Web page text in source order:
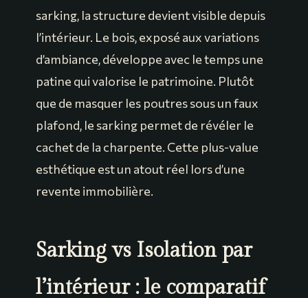
sarking, la structure devient visible depuis
l’intérieur. Le bois, exposé aux variations
d’ambiance, développe avec le temps une
patine qui valorise le patrimoine. Plutôt
que de masquer les poutres sous un faux
plafond, le sarking permet de révéler le
cachet de la charpente. Cette plus-value
esthétique est un atout réel lors d’une
revente immobilière.
Sarking vs Isolation par
l’intérieur : le comparatif